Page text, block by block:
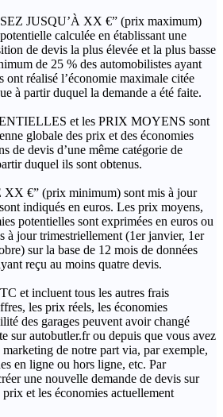
JUSQU’À XX €” (prix maximum)
calculée en établissant une
de devis la plus élevée et la plus basse
de 25 % des automobilistes ayant
ont réalisé l’économie maximale citée
à partir duquel la demande a été faite.
et les PRIX MOYENS sont
globale des prix et des économies
de devis d’une même catégorie de
duquel ils sont obtenus.
€” (prix minimum) sont mis à jour
indiqués en euros. Les prix moyens,
potentielles sont exprimées en euros ou
à jour trimestriellement (1er janvier, 1er
sur la base de 12 mois de données
reçu au moins quatre devis.
et incluent tous les autres frais
les prix réels, les économies
des garages peuvent avoir changé
sur autobutler.fr ou depuis que vous avez
de notre part via, par exemple,
en ligne ou hors ligne, etc. Par
une nouvelle demande de devis sur
et les économies actuellement